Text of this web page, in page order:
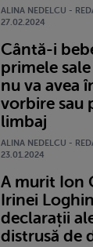
ALINA NEDELCU -
27.02.2024
Cântă-i
primele
nu va avea
vorbire sau
limbaj
ALINA NEDELCU -
23.01.2024
A murit Ion
Irinei
declarații
distrusă de